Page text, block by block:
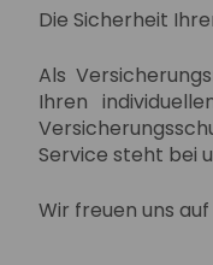
Die Sicherheit
Als
Ihren
Service steht bei
Wir freuen uns auf